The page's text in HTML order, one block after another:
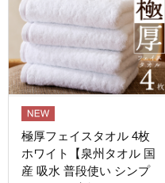
極厚フェイスタオル 4枚
ホワイト【泉州タオル 国
産 吸水 普段使い シンプ